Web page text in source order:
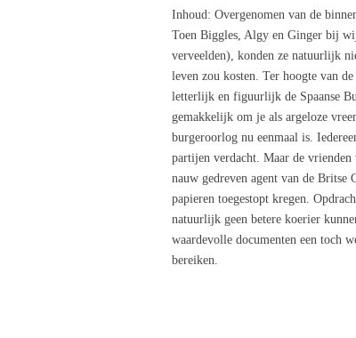
Inhoud : Overgenomen van de
Toen Biggles, Algy en Ginger bij
verveelden), konden ze natuurlijk
leven zou kosten. Ter hoogte van
letterlijk en figuurlijk de Spaanse
gemakkelijk om je als argeloze
burgeroorlog nu eenmaal is.
partijen verdacht. Maar de
nauw gedreven agent van de Britse
papieren toegestopt kregen.
natuurlijk geen betere koerier
waardevolle documenten een toch
bereiken.